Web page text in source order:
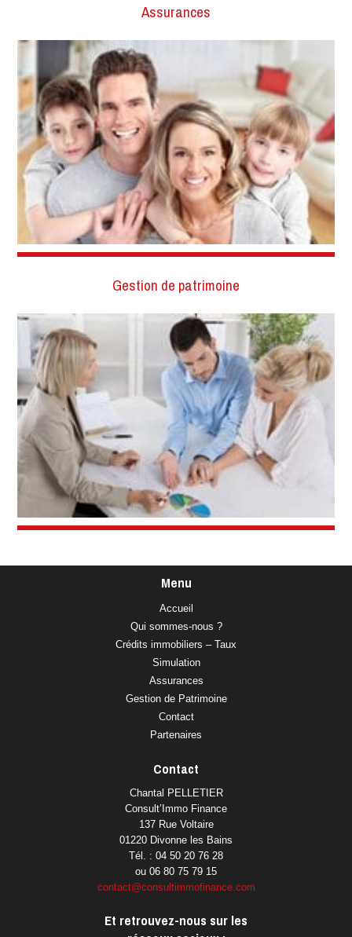
Assurances
Gestion de patrimoine
Menu
Accueil
Qui sommes-nous ?
Crédits immobiliers – Taux
Simulation
Assurances
Gestion de Patrimoine
Contact
Partenaires
Contact
Chantal PELLETIER
Consult’Immo Finance
137 Rue Voltaire
01220 Divonne les Bains
Tél. : 04 50 20 76 28
ou 06 80 75 79 15
contact@consultimmofinance.com
Et retrouvez-nous sur les